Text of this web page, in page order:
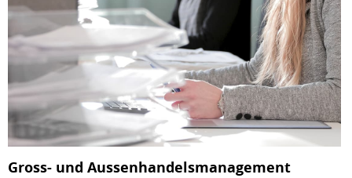
Gross- und Aussenhandelsmanagement